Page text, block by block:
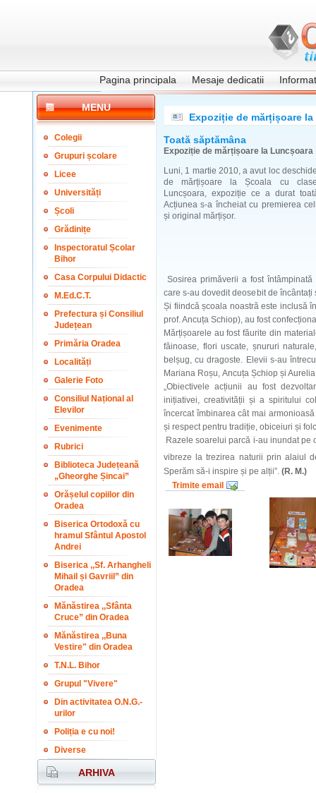
Pagina principala Mesaje dedicatii
MENU
Colegii
Grupuri școlare
Licee
Universități
Școli
Grădinițe
Inspectoratul Școlar
Bihor
Casa Corpului Didactic
M.Ed.C.T.
Prefectura și Consiliul
Județean
Primăria Oradea
Localități
Galerie Foto
Consiliul Național al
Elevilor
Evenimente
Rubrici
Biblioteca Județeană
„Gheorghe Șincai”
Orășelul copiilor din
Oradea
Biserica Ortodoxă cu
hramul Sfântul Apostol
Andrei
Biserica ,,Sf. Arhangheli
Mihail și Gavriil” din
Oradea
Mănăstirea ,,Sfânta
Cruce” din Oradea
Mănăstirea ,,Buna
Vestire" din Oradea
T.N.L. Bihor
Grupul "Vivere"
Din activitatea O.N.G.-
urilor
Poliția e cu noi!
Diverse
ARHIVA
Expoziție de mărțișoare
Toată săptămâna
Expoziție de mărțișoare la Luncșoara
Luni, 1 martie 2010, a avut loc
de mărțișoare la Școala cu
Luncșoara, expoziție ce a durat
Acțiunea s-a încheiat cu premierea
și original mărțișor.
Sosirea primăverii a fost
care s-au dovedit deosebit de
Și fiindcă școala noastră este inclusă
prof. Ancuța Schiop), au fost
Mărțișoarele au fost făurite din
făinoase, flori uscate, șnururi
belșug, cu dragoste. Elevii s-au
Mariana Roșu, Ancuța Șchiop și
„Obiectivele acțiunii au fost
inițiativei, creativității și a spiritului
încercat îmbinarea cât mai
și respect pentru tradiție, obiceiuri și
Razele soarelui parcă i-au inundat pe
vibreze la trezirea naturii prin alaiul
Sperăm să-i inspire și pe alții”. (R. M.)
Trimite email